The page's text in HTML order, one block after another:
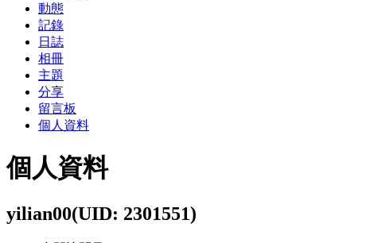
動態
記錄
日誌
相冊
主題
分享
留言板
個人資料
個人資料
yilian00(UID: 2301551)